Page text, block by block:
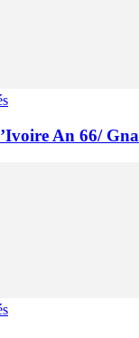
An 66/